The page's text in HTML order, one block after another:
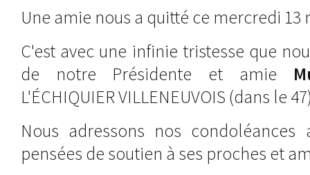
Une amie nous a quitté ce mercredi 13
C'est avec une infinie tristesse que
de notre Présidente et amie
L'ÉCHIQUIER VILLENEUVOIS (dans le
Nous adressons nos
pensées de soutien à ses proches et